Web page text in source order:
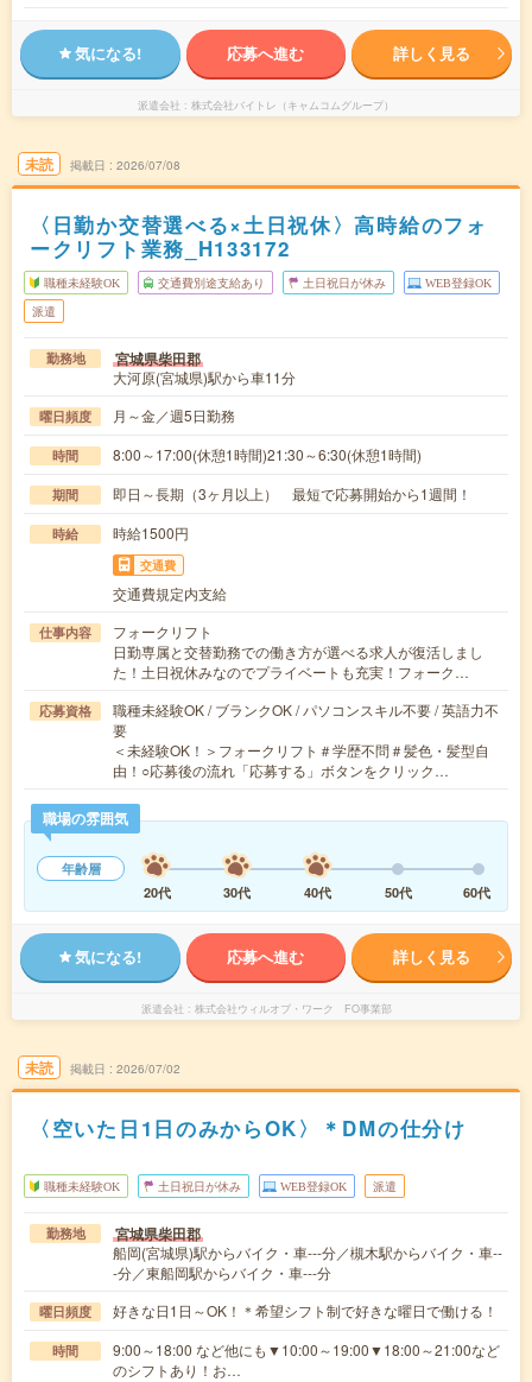
気になる! 応募へ進む 詳しく見る
派遣会社 株式会社バイトレ（キャムコムグループ）
未読 掲載日 2026/07/08
〈日勤か交替選べる×土日祝休〉高時給のフォ
ークリフト業務_H133172
職種未経験OK 交通費別途支給あり 土日祝日が休み WEB登録OK
派遣
勤務地 宮城県柴田郡
大河原(宮城県)駅から車11分
曜日頻度 月～金／週5日勤務
時間 8:00～17:00(休憩1時間)21:30～6:30(休憩1時間)
期間 即日～長期（3ヶ月以上） 最短で応募開始から1週間！
時給 時給1500円
交通費
交通費規定内支給
仕事内容
フォークリフト
日勤専属と交替勤務での働き方が選べる求人が復活しまし
た！土日祝休みなのでプライベートも充実！フォーク…
応募資格
職種未経験OK / ブランクOK / パソコンスキル不要 / 英語力不
要
＜未経験OK！＞フォークリフト＃学歴不問＃髪色・髪型自
由！○応募後の流れ「応募する」ボタンをクリック…
職場の雰囲気
年齢層
20代
30代 40代 50代 60代
気になる! 応募へ進む 詳しく見る
派遣会社 株式会社ウィルオブ・ワーク FO事業部
未読 掲載日 2026/07/02
〈空いた日1日のみからOK〉＊DMの仕分け
職種未経験OK 土日祝日が休み WEB登録OK 派遣
勤務地 宮城県柴田郡
船岡(宮城県)駅からバイク・車---分／槻木駅からバイク・車--
-分／東船岡駅からバイク・車---分
曜日頻度 好きな日1日～OK！＊希望シフト制で好きな曜日で働ける！
時間
9:00～18:00 など他にも▼10:00～19:00▼18:00～21:00など
のシフトあり！お…